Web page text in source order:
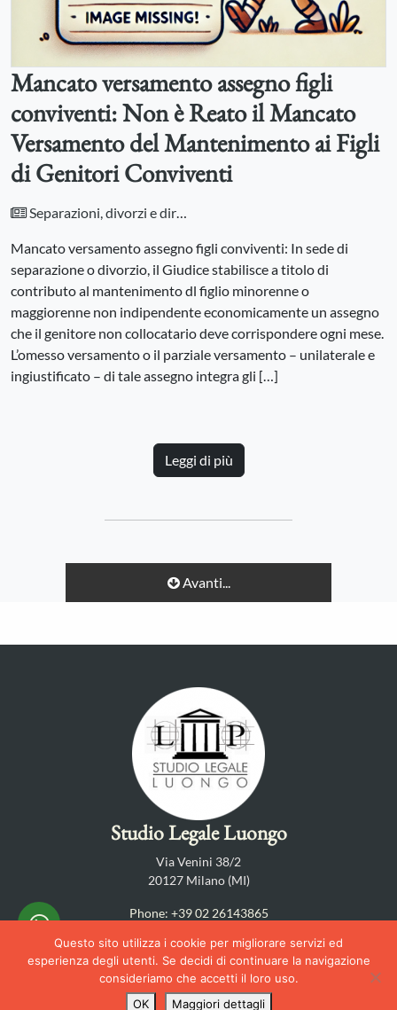
Mancato versamento assegno figli
conviventi: Non è Reato il Mancato
Versamento del Mantenimento ai Figli
di Genitori Conviventi
Separazioni, divorzi e diritto di famiglia
Mancato versamento assegno figli conviventi: In sede di
separazione o divorzio, il Giudice stabilisce a titolo di
contributo al mantenimento dl figlio minorenne o
maggiorenne non indipendente economicamente un assegno
che il genitore non collocatario deve corrispondere ogni mese.
L’omesso versamento o il parziale versamento – unilaterale e
ingiustificato – di tale assegno integra gli […]
Leggi di più
Avanti...
Studio Legale Luongo
Via Venini 38/2
20127 Milano (MI)
Phone: +39 02 26143865
Iscritto all’Ordine degli Avvocati di Milano – P.I. 11896790158 – C.F.
LNGPGR69B01A662Z
Polizza assicurativa per Responsabilità Professionale n.
Questo sito utilizza i cookie per migliorare servizi ed
esperienza degli utenti. Se decidi di continuare la navigazione
consideriamo che accetti il loro uso.
OK
Maggiori dettagli